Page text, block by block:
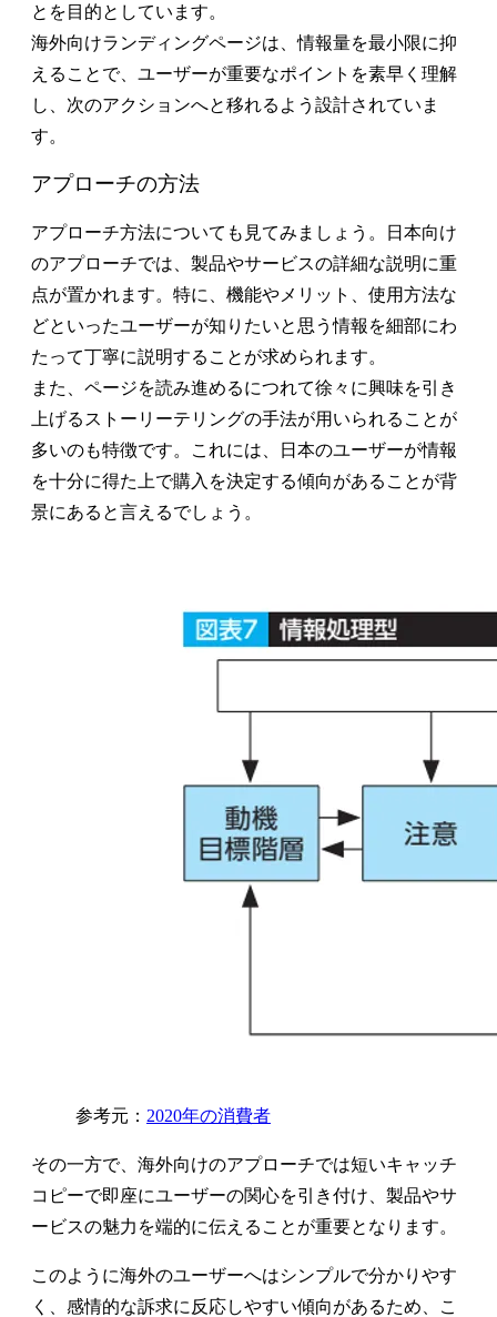
とを目的としています。
海外向けランディングページは、情報量を最小限に抑
えることで、ユーザーが重要なポイントを素早く理解
し、次のアクションへと移れるよう設計されていま
す。
アプローチの方法
アプローチ方法についても見てみましょう。日本向け
のアプローチでは、製品やサービスの詳細な説明に重
点が置かれます。特に、機能やメリット、使用方法な
どといったユーザーが知りたいと思う情報を細部にわ
たって丁寧に説明することが求められます。
また、ページを読み進めるにつれて徐々に興味を引き
上げるストーリーテリングの手法が用いられることが
多いのも特徴です。これには、日本のユーザーが情報
を十分に得た上で購入を決定する傾向があることが背
景にあると言えるでしょう。
参考元： 2020年の消費者
その一方で、海外向けのアプローチでは短いキャッチ
コピーで即座にユーザーの関心を引き付け、製品やサ
ービスの魅力を端的に伝えることが重要となります。
このように海外のユーザーへはシンプルで分かりやす
く、感情的な訴求に反応しやすい傾向があるため、こ